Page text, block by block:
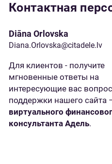
Контактная
Diāna Orlovska
Diana.Orlovska@citadele.lv
Для клиентов - получите
мгновенные ответы на
интересующие вас
поддержки нашего сайта
виртуального
консультанта Адель.